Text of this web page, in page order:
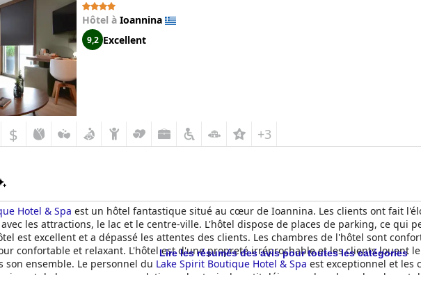
Hôtel à Ioannina
9,2 Excellent
$ +3
Hotel & Spa est un hôtel fantastique situé au cœur de Ioannina. Les clients ont fait
les attractions, le lac et le centre-ville. L'hôtel dispose de places de parking, ce qui
est excellent et a dépassé les attentes des clients. Les chambres de l'hôtel sont
confortable et relaxant. L'hôtel est d'une propreté irréprochable et les clients louent
son ensemble. Le personnel du Lake Spirit Boutique Hotel & Spa est exceptionnel et les
de bonnes recommandations, des taxis, le petit déjeuner dans leur chambre et
service et leur désir d'aider, le
Lire les résumés des avis pour toutes les catégories